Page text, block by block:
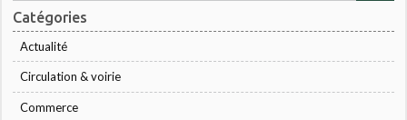
Catégories
Actualité
Circulation & voirie
Commerce